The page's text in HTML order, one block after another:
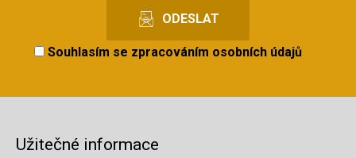
Souhlasím se zpracováním osobních údajů
Užitečné informace